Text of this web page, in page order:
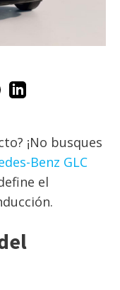
¡No busques
Benz GLC
el